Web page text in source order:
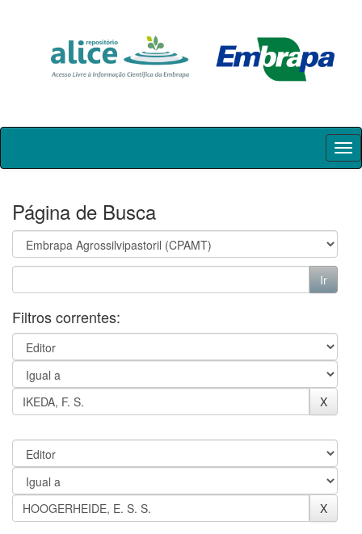
Skip
Página de Busca
Filtros correntes: